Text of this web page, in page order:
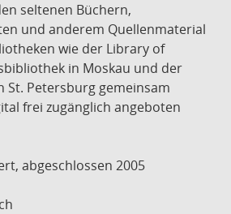
seltenen Büchern,
und anderem Quellenmaterial
wie der Library of
in Moskau und der
Petersburg gemeinsam
frei zugänglich angeboten
abgeschlossen 2005